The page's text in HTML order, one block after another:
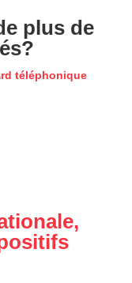
plus de
téléphonique